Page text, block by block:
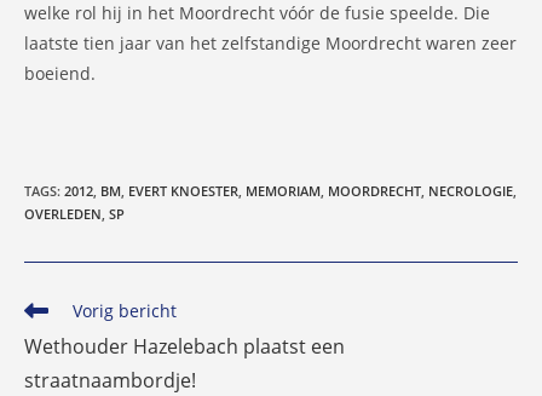
welke rol hij in het Moordrecht vóór de fusie speelde. Die
laatste tien jaar van het zelfstandige Moordrecht waren zeer
boeiend.
TAGS: 2012, BM, EVERT KNOESTER, MEMORIAM, MOORDRECHT, NECROLOGIE,
OVERLEDEN, SP
Lees
meer
artikelen
Vorig bericht
Wethouder Hazelebach plaatst een
straatnaambordje!